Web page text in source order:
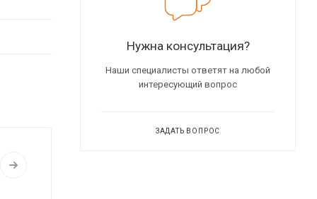
Нужна консультация?
Наши специалисты ответят на любой
интересующий вопрос
ЗАДАТЬ ВОПРОС